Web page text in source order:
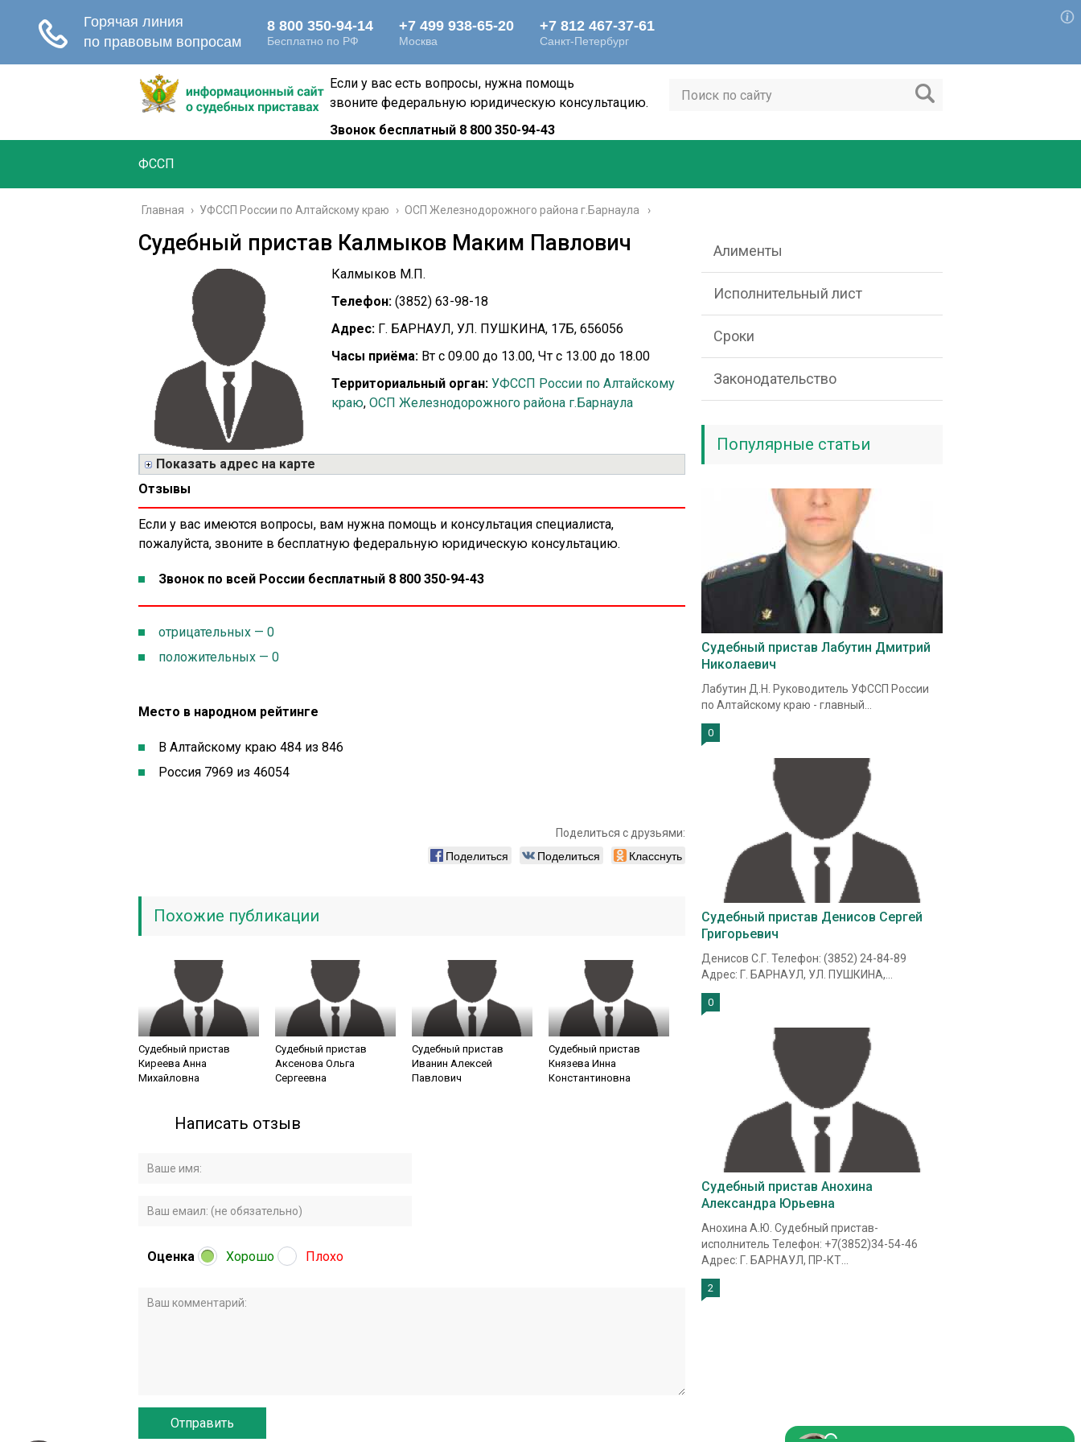
Если у вас есть вопросы, нужна помощь
звоните федеральную юридическую консультацию.
Звонок бесплатный 8 800 350-94-43
ФССП
Главная › УФССП России по Алтайскому краю › ОСП Железнодорожного района г.Барнаула
Судебный пристав Калмыков Маким Павлович
Калмыков М.П.
Телефон: (3852) 63-98-18
Адрес: Г. БАРНАУЛ, УЛ. ПУШКИНА, 17Б, 656056
Часы приёма: Вт с 09.00 до 13.00, Чт с 13.00 до 18.00
Территориальный орган: УФССП России по Алтайскому
краю, ОСП Железнодорожного района г.Барнаула
Показать адрес на карте
Отзывы
Если у вас имеются вопросы, вам нужна помощь и консультация специалиста,
пожалуйста, звоните в бесплатную федеральную юридическую консультацию.
Звонок по всей России бесплатный 8 800 350-94-43
отрицательных — 0
положительных — 0
Место в народном рейтинге
В Алтайскому краю 484 из 846
Россия 7969 из 46054
Поделиться с друзьями:
Поделиться Поделиться Класснуть
Похожие публикации
Судебный пристав
Киреева Анна
Михайловна
Судебный пристав
Аксенова Ольга
Сергеевна
Судебный пристав
Иванин Алексей
Павлович
Судебный пристав
Князева Инна
Константиновна
Написать отзыв
Оценка Хорошо Плохо
Алименты
Исполнительный лист
Сроки
Законодательство
Популярные статьи
Судебный пристав Лабутин Дмитрий
Николаевич
Лабутин Д.Н. Руководитель УФССП России
по Алтайскому краю - главный...
0
Судебный пристав Денисов Сергей
Григорьевич
Денисов С.Г. Телефон: (3852) 24-84-89
Адрес: Г. БАРНАУЛ, УЛ. ПУШКИНА,...
0
Судебный пристав Анохина
Александра Юрьевна
Анохина А.Ю. Судебный пристав-
исполнитель Телефон: +7(3852)34-54-46
Адрес: Г. БАРНАУЛ, ПР-КТ...
2